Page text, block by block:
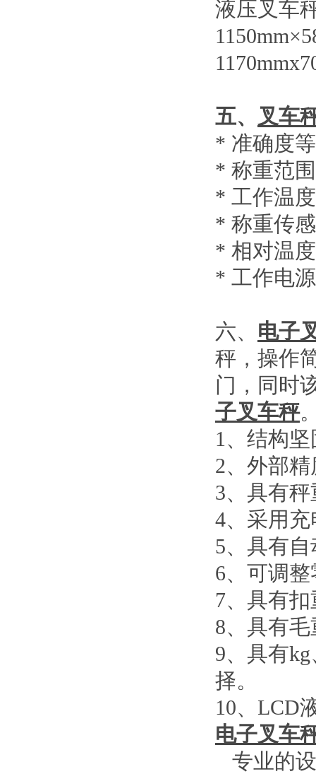
液压叉车
五、 叉车
* 准确度
* 称重范
* 工作温
* 称重传
* 相对温
* 工作电
六、 电子
秤，操作
门，同时
子叉车秤
1、结构坚
2、外部精
3、具有
4、采用
5、具有
6、可调
7、具有
8、具有
9、具有kg
择。
10、 LCD
电子叉车
专业的